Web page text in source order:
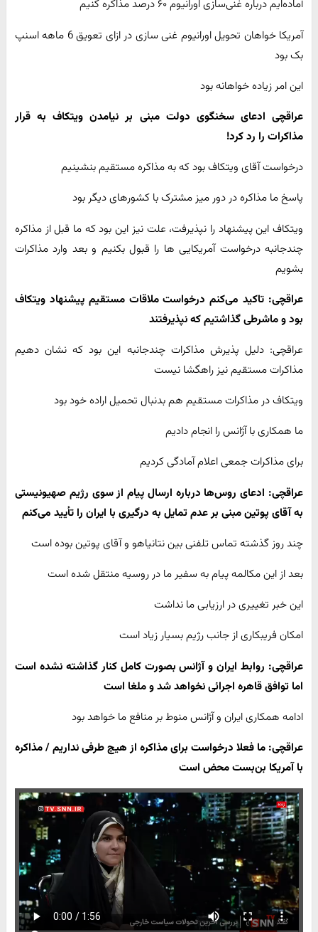
آماده‌ایم درباره غنی‌سازی اورانیوم ۶۰ درصد مذاکره کنیم
آمریکا خواهان تحویل اورانیوم غنی سازی در ازای تعویق 6 ماهه اسنپ
بک بود
این امر زیاده خواهانه بود
عراقچی ادعای سخنگوی دولت مبنی بر نیامدن ویتکاف به قرار
مذاکرات را رد کرد!
درخواست آقای ویتکاف بود که به مذاکره مستقیم بنشینیم
پاسخ ما مذاکره در دور میز مشترک با کشورهای دیگر بود
ویتکاف این پیشنهاد را نپذیرفت، علت نیز این بود که ما قبل از مذاکره
چندجانبه درخواست آمریکایی ها را قبول بکنیم و بعد وارد مذاکرات
بشویم
عراقچی: تاکید می‌کنم درخواست ملاقات مستقیم پیشنهاد ویتکاف
بود و ماشرطی گذاشتیم که نپذیرفتند
عراقچی: دلیل پذیرش مذاکرات چندجانبه این بود که نشان دهیم
مذاکرات مستقیم نیز راهگشا نیست
ویتکاف در مذاکرات مستقیم هم بدنبال تحمیل اراده خود بود
ما همکاری با آژانس را انجام دادیم
برای مذاکرات جمعی اعلام آمادگی کردیم
عراقچی: ادعای روس‌ها درباره ارسال پیام از سوی رژیم صهیونیستی
به آقای پوتین مبنی بر عدم تمایل به درگیری با ایران را تأیید می‌کنم
چند روز گذشته تماس تلفنی بین نتانیاهو و آقای پوتین بوده است
بعد از این مکالمه پیام به سفیر ما در روسیه منتقل شده است
این خبر تغییری در ارزیابی ما نداشت
امکان فریبکاری از جانب رژیم بسیار زیاد است
عراقچی: روابط ایران و آژانس بصورت کامل کنار گذاشته نشده است
اما توافق قاهره اجرائی نخواهد شد و ملغا است
ادامه همکاری ایران و آژانس منوط بر منافع ما خواهد بود
عراقچی: ما فعلا درخواست برای مذاکره از هیچ طرفی نداریم / مذاکره
با آمریکا بن‌بست محض است